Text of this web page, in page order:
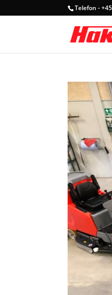
Telefon -